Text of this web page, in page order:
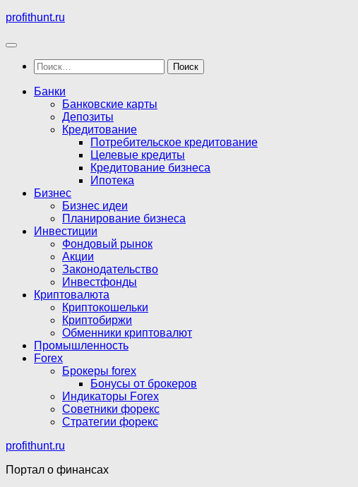
Перейти
содержимому
profithunt.ru
Найти:
Банки
Банковские карты
Депозиты
Кредитование
Потребительское кредитование
Целевые кредиты
Кредитование бизнеса
Ипотека
Бизнес
Бизнес идеи
Планирование бизнеса
Инвестиции
Фондовый рынок
Акции
Законодательство
Инвестфонды
Криптовалюта
Криптокошельки
Криптобиржи
Обменники криптовалют
Промышленность
Forex
Брокеры forex
Бонусы от брокеров
Индикаторы Forex
Советники форекс
Стратегии форекс
profithunt.ru
Портал о финансах